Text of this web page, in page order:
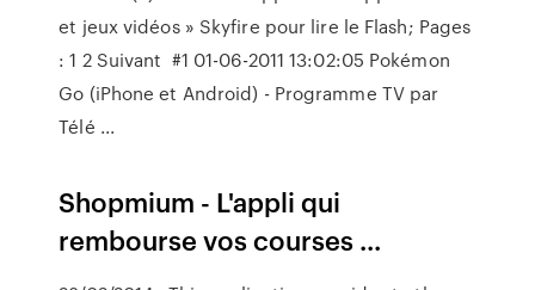
et jeux vidéos » Skyfire pour lire le Flash; Pages
: 1 2 Suivant #1 01-06-2011 13:02:05 Pokémon
Go (iPhone et Android) - Programme TV par
Télé ...
Shopmium - L'appli qui
rembourse vos courses ...